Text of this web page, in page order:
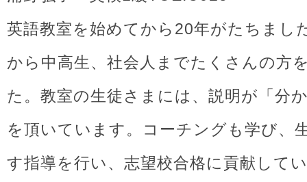
英語教室を始めてから20年がたちまし
から中高生、社会人までたくさんの方
た。教室の生徒さまには、説明が「分
を頂いています。コーチングも学び、
す指導を行い、志望校合格に貢献して